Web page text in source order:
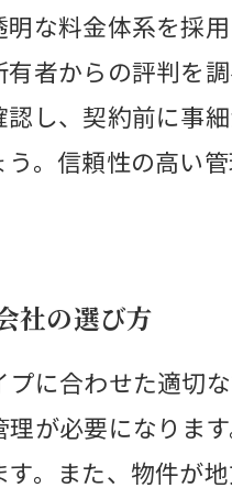
な料金体系を採
者からの評判を
し、契約前に事
。信頼性の高い
社の選び方
に合わせた適切
が必要になりま
。また、物件が